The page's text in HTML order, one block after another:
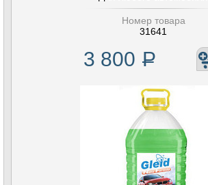
Номер товара
31641
3 800 Р